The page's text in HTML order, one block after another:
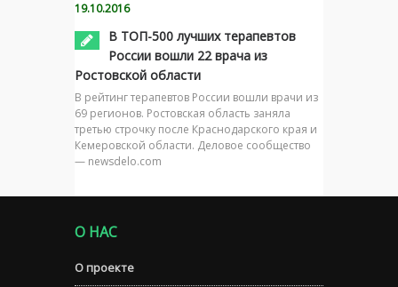
19.10.2016
В ТОП-500 лучших терапевтов
России вошли 22 врача из
Ростовской области
В рейтинг терапевтов России вошли врачи из
69 регионов. Ростовская область заняла
третью строчку после Краснодарского края и
Кемеровской области. Деловое сообщество
— newsdelo.com
О НАС
О проекте